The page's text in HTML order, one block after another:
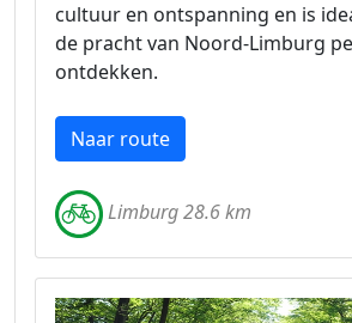
cultuur en ontspanning en is
de pracht van Noord-Limburg
ontdekken.
Naar route
Limburg 28.6 km